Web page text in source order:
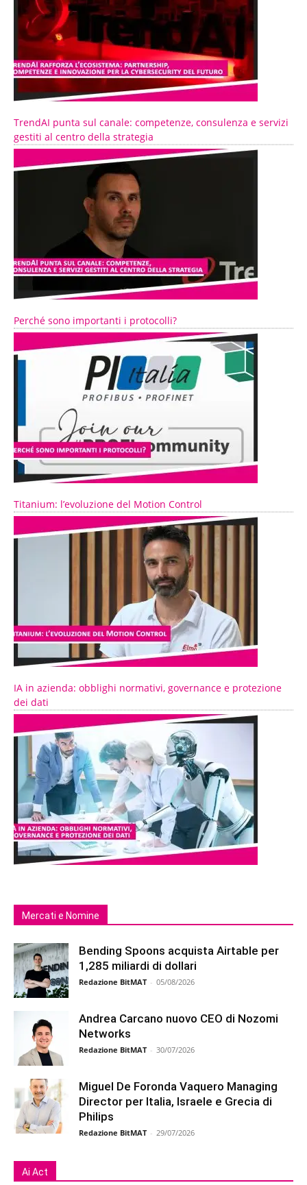
TrendAI punta sul canale: competenze, consulenza e servizi
gestiti al centro della strategia
Perché sono importanti i protocolli?
Titanium: l’evoluzione del Motion Control
IA in azienda: obblighi normativi, governance e protezione
dei dati
Mercati e Nomine
Bending Spoons acquista Airtable per
1,285 miliardi di dollari
Redazione BitMAT - 05/08/2026
Andrea Carcano nuovo CEO di Nozomi
Networks
Redazione BitMAT - 30/07/2026
Miguel De Foronda Vaquero Managing
Director per Italia, Israele e Grecia di
Philips
Redazione BitMAT - 29/07/2026
Ai Act